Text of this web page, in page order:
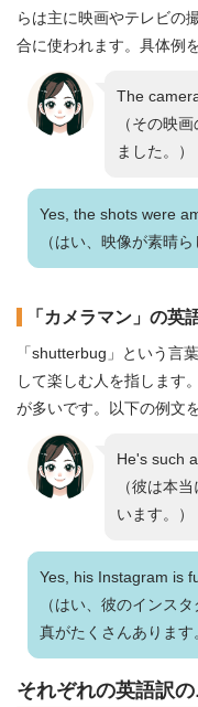
らは主に映画やテレビの
合に使われます。具体例
The
（その映
ました。）
Yes, the shots were
（はい、映像が素晴ら
「カメラマン」の
「shutterbug」という言
して楽しむ人を指します
が多いです。以下の例文
He's such
（彼は本
います。）
Yes, his Instagram is
（はい、彼のインス
真がたくさんあります
それぞれの英語訳